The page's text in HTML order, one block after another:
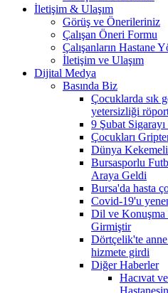
İletişim & Ulaşım
Görüş ve Önerileriniz
Çalışan Öneri Formu
Çalışanların Hastane
İletişim ve Ulaşım
Dijital Medya
Basında Biz
Çocuklarda sık
yetersizliği
9 Şubat
Çocukları
Dünya
Bursasporlu
Araya Geldi
Bursa'da hasta
Covid-19'u
Dil ve Konuşma
Girmiştir
Dörtçelik'te
hizmete girdi
Diğer Haberler
Hacıvat